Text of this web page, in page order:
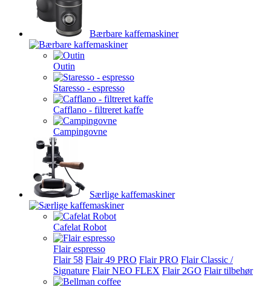
Bærbare kaffemaskiner
Outin
Staresso - espresso
Cafflano - filtreret kaffe
Campingovne
Særlige kaffemaskiner
Cafelat Robot
Flair espresso
Flair 58 Flair 49 PRO Flair PRO Flair Classic /
Signature Flair NEO FLEX Flair 2GO Flair tilbehør